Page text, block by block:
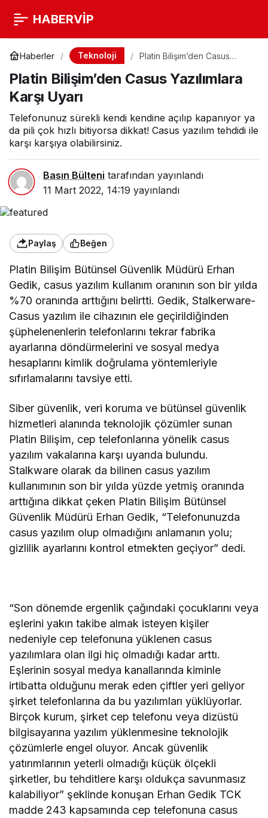
HABERVİP
Haberler Teknoloji
Platin Bilişim’den Casus
Platin Bilişim’den Casus Yazılımlara
Karşı Uyarı
Telefonunuz sürekli kendi kendine açılıp kapanıyor ya
da pili çok hızlı bitiyorsa dikkat! Casus yazılım tehdidi ile
karşı karşıya olabilirsiniz.
Basın Bülteni tarafından yayınlandı
11 Mart 2022, 14:19 yayınlandı
Paylaş Beğen
Platin Bilişim Bütünsel Güvenlik Müdürü Erhan
Gedik, casus yazılım kullanım oranının son bir yılda
%70 oranında arttığını belirtti. Gedik, Stalkerware-
Casus yazılım ile cihazının ele geçirildiğinden
şüphelenenlerin telefonlarını tekrar fabrika
ayarlarına döndürmelerini ve sosyal medya
hesaplarını kimlik doğrulama yöntemleriyle
sıfırlamalarını tavsiye etti.
Siber güvenlik, veri koruma ve bütünsel güvenlik
hizmetleri alanında teknolojik çözümler sunan
Platin Bilişim, cep telefonlarına yönelik casus
yazılım vakalarına karşı uyarıda bulundu.
Stalkware olarak da bilinen casus yazılım
kullanımının son bir yılda yüzde yetmiş oranında
arttığına dikkat çeken Platin Bilişim Bütünsel
Güvenlik Müdürü Erhan Gedik, “Telefonunuzda
casus yazılım olup olmadığını anlamanın yolu;
gizlilik ayarlarını kontrol etmekten geçiyor” dedi.
“Son dönemde ergenlik çağındaki çocuklarını veya
eşlerini yakın takibe almak isteyen kişiler
nedeniyle cep telefonuna yüklenen casus
yazılımlara olan ilgi hiç olmadığı kadar arttı.
Eşlerinin sosyal medya kanallarında kiminle
irtibatta olduğunu merak eden çiftler yeri geliyor
şirket telefonlarına da bu yazılımları yüklüyorlar.
Birçok kurum, şirket cep telefonu veya dizüstü
bilgisayarına yazılım yüklenmesine teknolojik
çözümlerle engel oluyor. Ancak güvenlik
yatırımlarının yeterli olmadığı küçük ölçekli
şirketler, bu tehditlere karşı oldukça savunmasız
kalabiliyor” şeklinde konuşan Erhan Gedik TCK
madde 243 kapsamında cep telefonuna casus